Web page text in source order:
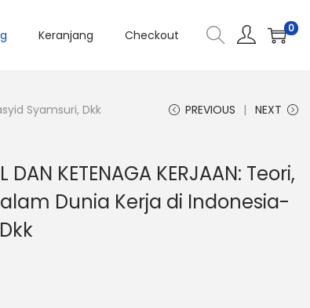
Keranjang Checkout 0
Syamsuri, Dkk PREVIOUS NEXT
DAN KETENAGA KERJAAN: Teori,
Dunia Kerja di Indonesia-